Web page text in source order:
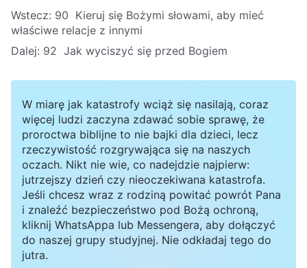
Wstecz: 90 Kieruj się Bożymi słowami, aby mieć
właściwe relacje z innymi
Dalej: 92 Jak wyciszyć się przed Bogiem
W miarę jak katastrofy wciąż się nasilają, coraz
więcej ludzi zaczyna zdawać sobie sprawę, że
proroctwa biblijne to nie bajki dla dzieci, lecz
rzeczywistość rozgrywająca się na naszych
oczach. Nikt nie wie, co nadejdzie najpierw:
jutrzejszy dzień czy nieoczekiwana katastrofa.
Jeśli chcesz wraz z rodziną powitać powrót Pana
i znaleźć bezpieczeństwo pod Bożą ochroną,
kliknij WhatsAppa lub Messengera, aby dołączyć
do naszej grupy studyjnej. Nie odkładaj tego do
jutra.